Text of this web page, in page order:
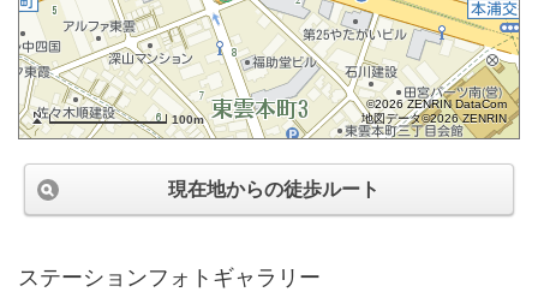
100m
©2026 ZENRIN DataCom
地図データ©2026 ZENRIN
現在地からの徒歩ルート
ステーションフォトギャラリー